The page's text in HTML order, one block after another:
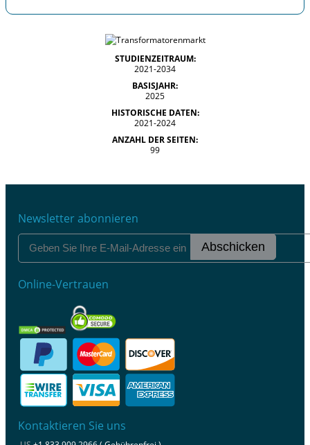
STUDIENZEITRAUM:
2021-2034
BASISJAHR:
2025
HISTORISCHE DATEN:
2021-2024
ANZAHL DER SEITEN:
99
Newsletter abonnieren
Abschicken
Online-Vertrauen
Kontaktieren Sie uns